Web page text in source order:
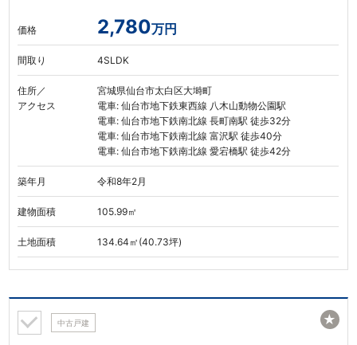
価格 2,780万円
間取り 4SLDK
住所／
アクセス
宮城県仙台市太白区大塒町
電車: 仙台市地下鉄東西線 八木山動物公園駅
電車: 仙台市地下鉄南北線 長町南駅 徒歩32分
電車: 仙台市地下鉄南北線 富沢駅 徒歩40分
電車: 仙台市地下鉄南北線 愛宕橋駅 徒歩42分
築年月 令和8年2月
建物面積 105.99㎡
土地面積 134.64㎡(40.73坪)
中古戸建 ★